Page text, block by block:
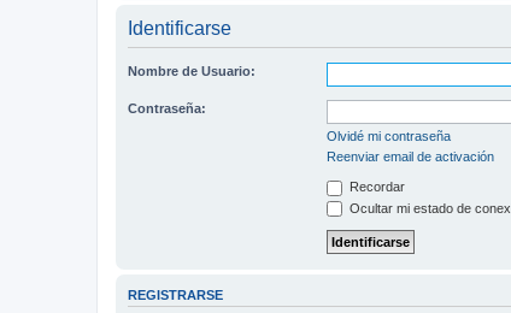
Identificarse
Nombre de Usuario:
Contraseña:
Olvidé mi contraseña
Reenviar email de activación
Recordar
Ocultar mi estado de
REGISTRARSE